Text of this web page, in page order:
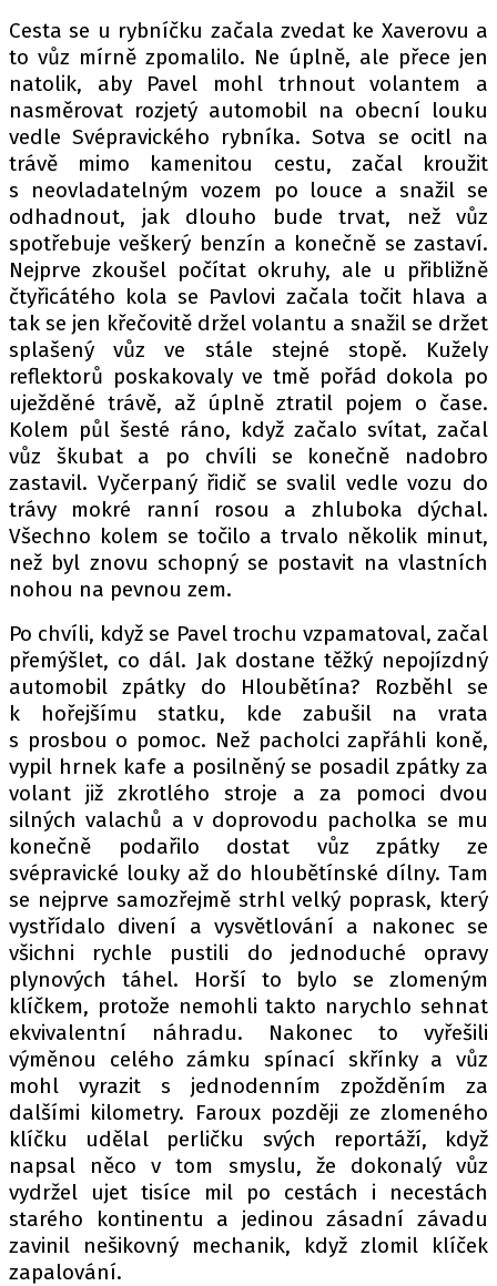
Cesta se u rybníčku začala zvedat ke Xaverovu a
to vůz mírně zpomalilo. Ne úplně, ale přece jen
natolik, aby Pavel mohl trhnout volantem a
nasměrovat rozjetý automobil na obecní louku
vedle Svépravického rybníka. Sotva se ocitl na
trávě mimo kamenitou cestu, začal kroužit
s neovladatelným vozem po louce a snažil se
odhadnout, jak dlouho bude trvat, než vůz
spotřebuje veškerý benzín a konečně se zastaví.
Nejprve zkoušel počítat okruhy, ale u přibližně
čtyřicátého kola se Pavlovi začala točit hlava a
tak se jen křečovitě držel volantu a snažil se držet
splašený vůz ve stále stejné stopě. Kužely
reflektorů poskakovaly ve tmě pořád dokola po
uježděné trávě, až úplně ztratil pojem o čase.
Kolem půl šesté ráno, když začalo svítat, začal
vůz škubat a po chvíli se konečně nadobro
zastavil. Vyčerpaný řidič se svalil vedle vozu do
trávy mokré ranní rosou a zhluboka dýchal.
Všechno kolem se točilo a trvalo několik minut,
než byl znovu schopný se postavit na vlastních
nohou na pevnou zem.
Po chvíli, když se Pavel trochu vzpamatoval, začal
přemýšlet, co dál. Jak dostane těžký nepojízdný
automobil zpátky do Hloubětína? Rozběhl se
k hořejšímu statku, kde zabušil na vrata
s prosbou o pomoc. Než pacholci zapřáhli koně,
vypil hrnek kafe a posilněný se posadil zpátky za
volant již zkrotlého stroje a za pomoci dvou
silných valachů a v doprovodu pacholka se mu
konečně podařilo dostat vůz zpátky ze
svépravické louky až do hloubětínské dílny. Tam
se nejprve samozřejmě strhl velký poprask, který
vystřídalo divení a vysvětlování a nakonec se
všichni rychle pustili do jednoduché opravy
plynových táhel. Horší to bylo se zlomeným
klíčkem, protože nemohli takto narychlo sehnat
ekvivalentní náhradu. Nakonec to vyřešili
výměnou celého zámku spínací skřínky a vůz
mohl vyrazit s jednodenním zpožděním za
dalšími kilometry. Faroux později ze zlomeného
klíčku udělal perličku svých reportáží, když
napsal něco v tom smyslu, že dokonalý vůz
vydržel ujet tisíce mil po cestách i necestách
starého kontinentu a jedinou zásadní závadu
zavinil nešikovný mechanik, když zlomil klíček
zapalování.